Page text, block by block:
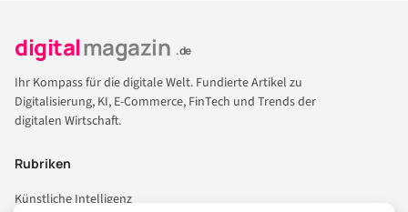
digitalmagazin .de
Ihr Kompass für die digitale Welt. Fundierte Artikel zu
Digitalisierung, KI, E-Commerce, FinTech und Trends der
digitalen Wirtschaft.
Rubriken
Künstliche Intelligenz